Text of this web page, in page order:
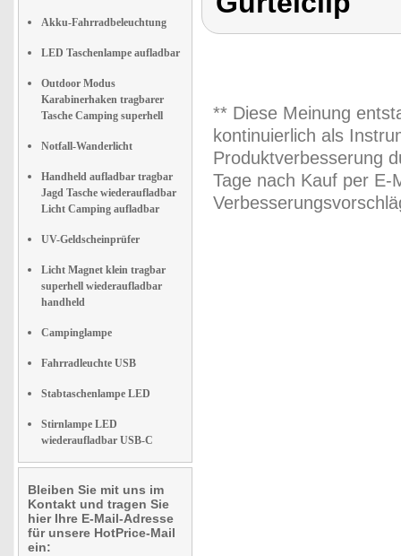
Akku-Fahrradbeleuchtung
LED Taschenlampe aufladbar
Outdoor Modus
Karabinerhaken tragbarer
Tasche Camping superhell
Notfall-Wanderlicht
Handheld aufladbar tragbar
Jagd Tasche wiederaufladbar
Licht Camping aufladbar
UV-Geldscheinprüfer
Licht Magnet klein tragbar
superhell wiederaufladbar
handheld
Campinglampe
Fahrradleuchte USB
Stabtaschenlampe LED
Stirnlampe LED
wiederaufladbar USB-C
Bleiben Sie mit uns im
Kontakt und tragen Sie
hier Ihre E-Mail-Adresse
für unsere HotPrice-Mail
ein:
** Diese Meinung
kontinuierlich als
Produktverbesserung
Tage nach Kauf per E-